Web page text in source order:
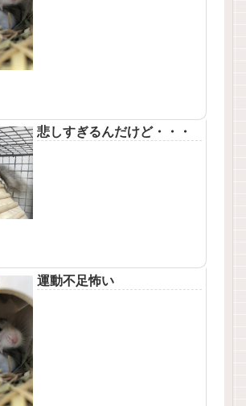
悲しすぎるんだけど・・・
運動不足怖い